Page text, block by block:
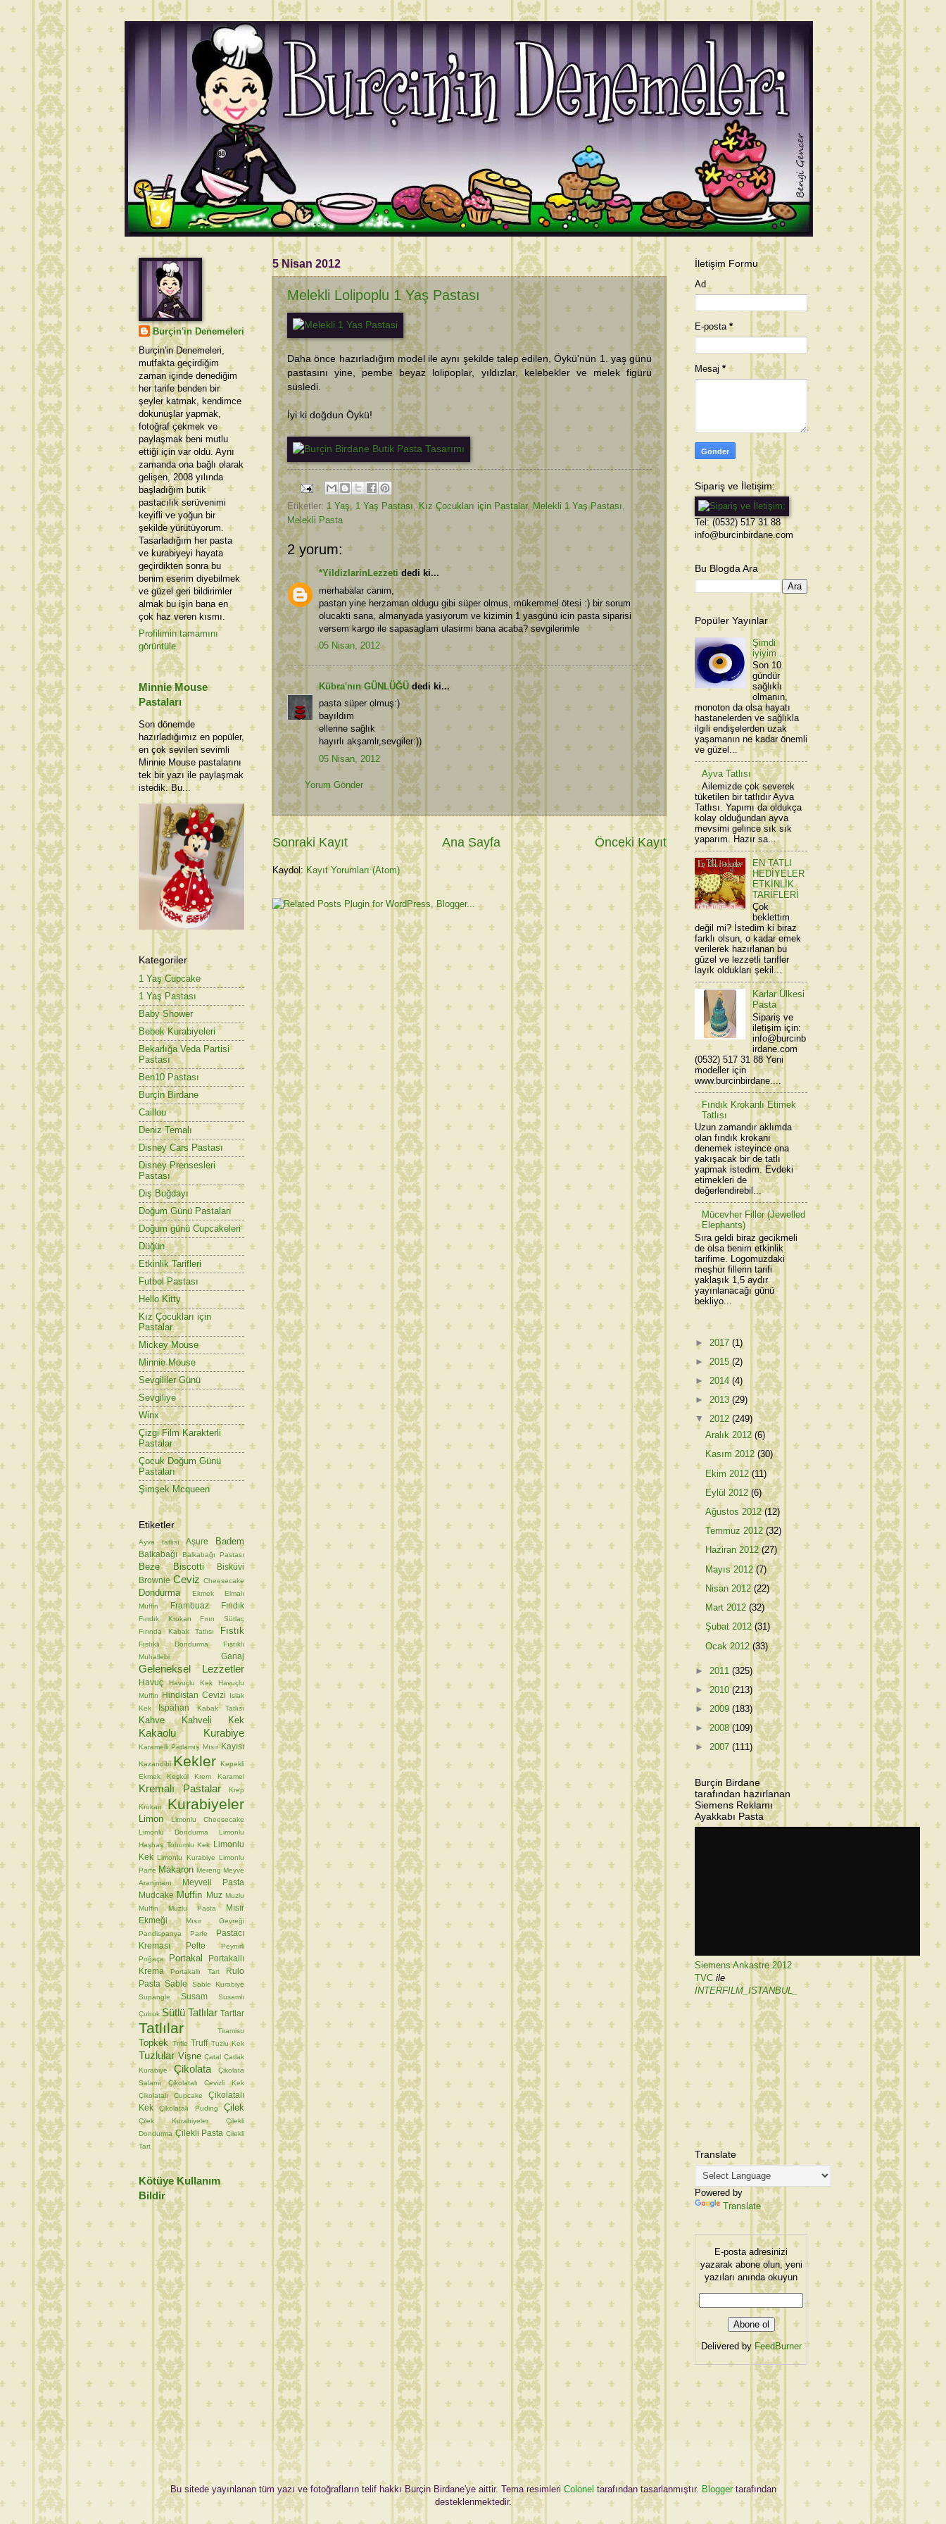
5 Nisan 2012
Melekli Lolipoplu 1 Yaş Pastası
Daha önce hazırladığım model ile aynı şekilde talep edilen, Öykü'nün 1. yaş günü
pastasını yine, pembe beyaz lolipoplar, yıldızlar, kelebekler ve melek figürü
süsledi.
İyi ki doğdun Öykü!
Etiketler:1 Yaş, 1 Yaş Pastası,Kız Çocukları için Pastalar,Melekli 1 Yaş Pastası,
Melekli Pasta
2 yorum:
*YildizlarinLezzetidedi ki...
merhabalar canim,
pastan yine herzaman oldugu gibi süper olmus, mükemmel ötesi :) bir sorum
olucakti sana, almanyada yasiyorum ve kizimin 1 yasgünü icin pasta siparisi
versem kargo ile sapasaglam ulasirmi bana acaba? sevgilerimle
05 Nisan, 2012
Kübra'nın GÜNLÜĞÜdedi ki...
pasta süper olmuş:)
bayıldım
ellerine sağlık
hayırlı akşamlr,sevgiler:))
05 Nisan, 2012
Yorum Gönder
Sonraki Kayıt Önceki Kayıt
Ana Sayfa
Kaydol: Kayıt Yorumları (Atom)
Burçin'in Denemeleri
Burçin'in Denemeleri,
mutfakta geçirdiğim
zaman içinde denediğim
her tarife benden bir
şeyler katmak, kendimce
dokunuşlar yapmak,
fotoğraf çekmek ve
paylaşmak beni mutlu
ettiği için var oldu. Aynı
zamanda ona bağlı olarak
gelişen, 2008 yılında
başladığım butik
pastacılık serüvenimi
keyifli ve yoğun bir
şekilde yürütüyorum.
Tasarladığım her pasta
ve kurabiyeyi hayata
geçirdikten sonra bu
benim eserim diyebilmek
ve güzel geri bildirimler
almak bu işin bana en
çok haz veren kısmı.
Profilimin tamamını
görüntüle
Minnie Mouse
Pastaları
Son dönemde
hazırladığımız en popüler,
en çok sevilen sevimli
Minnie Mouse pastalarını
tek bir yazı ile paylaşmak
istedik. Bu...
Kategoriler
1 Yaş Cupcake
1 Yaş Pastası
Baby Shower
Bebek Kurabiyeleri
Bekarlığa Veda Partisi
Pastası
Ben10 Pastası
Burçin Birdane
Caillou
Deniz Temalı
Disney Cars Pastası
Disney Prensesleri
Pastası
Diş Buğdayı
Doğum Günü Pastaları
Doğum günü Cupcakeleri
Düğün
Etkinlik Tarifleri
Futbol Pastası
Hello Kitty
Kız Çocukları için
Pastalar
Mickey Mouse
Minnie Mouse
Sevgililer Günü
Sevgiliye
Winx
Çizgi Film Karakterli
Pastalar
Çocuk Doğum Günü
Pastaları
Şimşek Mcqueen
Etiketler
Ayva tatlısı Aşure Badem
Balkabağı Balkabağı Pastası
Beze Biscotti
Bisküvi
Brownie Ceviz Cheesecake
Dondurma Ekmek
Elmalı
Muffin
Frambuaz Fındık
Fındık Krokan
Fırın Sütlaç
Fırında Kabak Tatlısı
Fıstık
Fıstıklı Dondurma
Fıstıklı
Muhallebi
Ganaj
Geleneksel Lezzetler
Havuç Havuçlu Kek
Havuçlu
Muffin Hindistan Cevizi
Islak
Kek
Ispahan Kabak Tatlısı
Kahve Kahveli Kek
Kakaolu Kurabiye
Karamelli Patlamış Mısır Kayısı
Kazandibi Kekler Kepekli
Ekmek
Keşkül Krem Karamel
Kremalı Pastalar Krep
Krokan Kurabiyeler
Limon
Limonlu Cheesecake
Limonlu Dondurma
Limonlu
Haşhaş Tohumlu Kek
Limonlu
Kek Limonlu Kurabiye Limonlu
Parfe Makaron Mereng Meyve
Aranjmanı
Meyveli Pasta
Mudcake Muffin Muz Muzlu
Muffin
Muzlu Pasta
Mısır
Ekmeği
Mısır Gevreği
Pandispanya
Parfe
Pastacı
Kreması
Pelte
Peynirli
Poğaça
Portakal
Portakallı
Krema
Portakallı Tart
Rulo
Pasta Sable
Sable Kurabiye
Supangle
Susam Susamlı
Çubuk Sütlü Tatlılar Tartlar
Tatlılar Tiramisu
Topkek Trifle Truff Tuzlu Kek
Tuzlular Vişne Çatal Çatlak
Kurabiye
Çikolata
Çikolata
Salamı
Çikolatalı Cevizli Kek
Çikolatalı Cupcake
Çikolatalı
Kek
Çikolatalı Puding Çilek
Çilek Kurabiyeler
Çilekli
Dondurma Çilekli Pasta Çilekli
Tart
Kötüye Kullanım
Bildir
İletişim Formu
Ad
E-posta*
Mesaj *
Sipariş ve İletişim:
Tel: (0532) 517 31 88
info@burcinbirdane.com
Bu Blogda Ara
Popüler Yayınlar
Şimdi
iyiyim...
Son 10
gündür
sağlıklı
olmanın,
monoton da olsa hayatı
hastanelerden ve sağlıkla
ilgili endişelerden uzak
yaşamanın ne kadar önemli
ve güzel...
Ayva Tatlısı
Ailemizde çok severek
tüketilen bir tatlıdır Ayva
Tatlısı. Yapımı da oldukça
kolay olduğundan ayva
mevsimi gelince sık sık
yaparım. Hazır sa...
EN TATLI
HEDİYELER
ETKİNLİK
TARİFLERİ
Çok
beklettim
değil mi? İstedim ki biraz
farklı olsun, o kadar emek
verilerek hazırlanan bu
güzel ve lezzetli tarifler
layık oldukları şekil...
Karlar Ülkesi
Pasta
Sipariş ve
iletişim için:
info@burcinb
irdane.com
(0532) 517 31 88 Yeni
modeller için
www.burcinbirdane....
Fındık Krokanlı Etimek
Tatlısı
Uzun zamandır aklımda
olan fındık krokanı
denemek isteyince ona
yakışacak bir de tatlı
yapmak istedim. Evdeki
etimekleri de
değerlendirebil...
Mücevher Filler (Jewelled
Elephants)
Sıra geldi biraz gecikmeli
de olsa benim etkinlik
tarifime. Logomuzdaki
meşhur fillerin tarifi
yaklaşık 1,5 aydır
yayınlanacağı günü
bekliyo...
► 2017 (1)
►2015(2)
► 2014 (4)
► 2013 (29)
▼ 2012 (249)
Aralık 2012(6)
Kasım 2012(30)
Ekim 2012(11)
Eylül 2012(6)
Ağustos 2012(12)
Temmuz 2012(32)
Haziran 2012(27)
Mayıs 2012(7)
Nisan 2012(22)
Mart 2012(32)
Şubat 2012(31)
Ocak 2012(33)
► 2011 (325)
►2010(213)
► 2009 (183)
►2008(109)
► 2007 (111)
Burçin Birdane
tarafından hazırlanan
Siemens Reklamı
Ayakkabı Pasta
Siemens Ankastre 2012
TVC ile
INTERFILM_ISTANBUL_
Translate
Powered by
Translate
E-posta adresinizi
yazarak abone olun, yeni
yazıları anında okuyun
Delivered byFeedBurner
Bu sitede yayınlanan tüm yazı ve fotoğrafların telif hakkı Burçin Birdane'ye aittir. Tema resimleri Colonel tarafından tasarlanmıştır. Bloggertarafından
desteklenmektedir.